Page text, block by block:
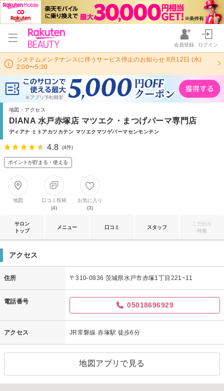
会員登録 ログイン
システムメンテナンスに伴うサービス停止のお知らせ 8月12日 (水)
2:00〜5:30
地図・アクセス
DIANA 水戸赤塚店 マツエク・まつげパーマ専門店
ディアナ ミトアカツカテン マツエクマツゲパーマセンモンテン
4.8 (4件)
ポイントが貯まる・使える
地図
口コミ投稿
(4)
お気に入り
(3)
サロン
トップ
メニュー 口コミ スタッフ
こだわり
特集
アクセス
住所 〒310-0836 茨城県水戸市赤塚1丁目221−11
電話番号 05018696929
アクセス JR常磐線 赤塚駅 徒歩6分
地図アプリで見る